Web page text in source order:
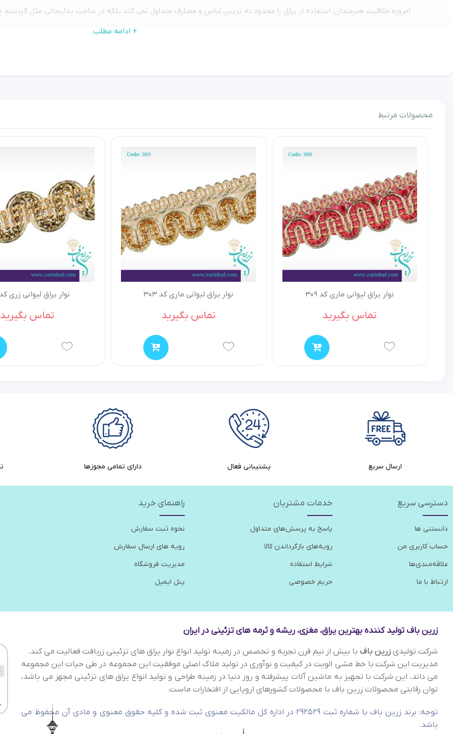
امروزه خلاقیت هنرمندان، استفاده از یراق را محدود به تزیین لباس و مصارف متداول نمی کند بلکه در ساخت بدلیجاتی مثل
+ ادامه مطلب
محصولات مرتبط
نوار یراق لیوانی ماری کد 309
تماس بگیرید
نوار یراق لیوانی ماری کد 303
تماس بگیرید
نوار یراق لیوانی زری کد 400
تماس بگیرید
ارسال سریع پشتیبانی فعال دارای تمامی مجوزها
دسترسی سریع
دانستنی ها
حساب کاربری من
علاقه‌مندی‌ها
ارتباط با ما
خدمات مشتریان
پاسخ به پرسش‌های متداول
رویه‌های بازگرداندن کالا
شرایط استفاده
حریم خصوصی
راهنمای خرید
نحوه ثبت سفارش
رویه های ارسال سفارش
مدیریت فروشگاه
پنل ایمیل
زرین باف تولید کننده بهترین یراق، مغزی، ریشه و ثرمه های تزئینی در ایران
شرکت تولیدی زرین باف با بیش از نیم قرن تجربه و تخصص در زمینه تولید انواع نوار یراق های تزئینی زربافت فعالیت می کند.
مدیریت این شرکت با خط مشی الویت در کیفیت و نوآوری در تولید ملاک اصلی موفقیت این مجموعه در طی حیات این مجموعه
می داند، این شرکت با تجهیز به ماشین آلات پیشرفته و روز دنیا در زمینه طراحی و تولید انواع یراق های تزئینی مجهز می باشد،
توان رقابتی محصولات زرین باف با محصولات کشورهای اروپایی از افتخارات ماست.
توجه: برند زرین باف با شماره ثبت 292529 در اداره کل مالکیت معنوی ثبت شده و کلیه حقوق معنوی و مادی آن محفوظ می
باشد.